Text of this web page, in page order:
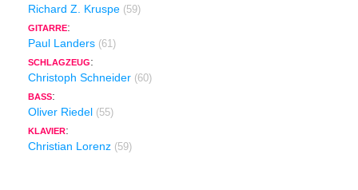
Richard Z. Kruspe (59)
GITARRE:
Paul Landers (61)
SCHLAGZEUG:
Christoph Schneider (60)
BASS:
Oliver Riedel (55)
KLAVIER:
Christian Lorenz (59)